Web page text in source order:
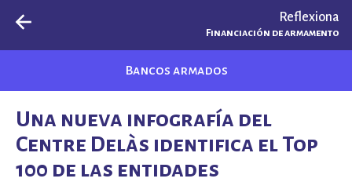
Reflexiona
Financiación de armamento
Bancos armados
Una nueva infografía del
Centre Delàs identifica el Top
100 de las entidades